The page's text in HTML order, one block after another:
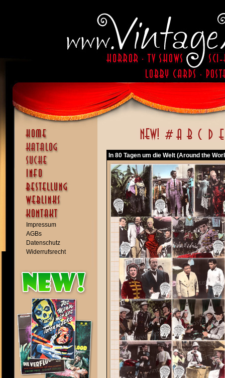
Impressum
AGBs
Datenschutz
Widerrufsrecht
In 80 Tagen um die Welt (Around the